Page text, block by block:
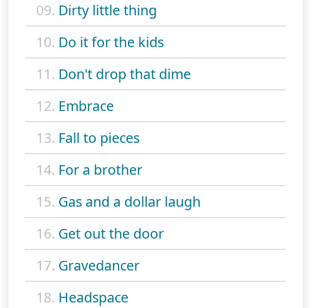
09. Dirty little thing
10. Do it for the kids
11. Don't drop that dime
12. Embrace
13. Fall to pieces
14. For a brother
15. Gas and a dollar laugh
16. Get out the door
17. Gravedancer
18. Headspace